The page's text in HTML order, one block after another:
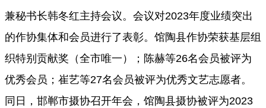
兼秘书长韩冬红主持会议。会议对2023年度业绩突出
的作协集体和会员进行了表彰。馆陶县作协荣获基层组
织特别贡献奖 （全市唯一）；陈赫等26名会员被评为
优秀会员； 崔艺等27名会员被评为优秀文艺志愿者。
同日，邯郸市摄协召开年会，馆陶县摄协被评为2023